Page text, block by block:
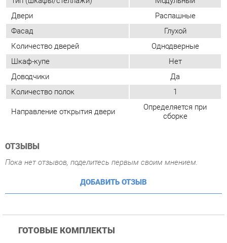
Доводчики
Да
Количество полок 1
Направление открытия двери Определяется при
сборке
ОТЗЫВЫ
Пока нет отзывов, поделитесь первым своим мнением.